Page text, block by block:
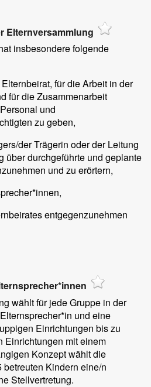
Elternversammlung
insbesondere folgende
für die Arbeit in der
für die Zusammenarbeit
und
zu geben,
der Trägerin oder der Leitung
über durchgeführte und geplante
und zu erörtern,
entgegenzunehmen
wählt für jede Gruppe in der
und eine
Einrichtungen bis zu
Einrichtungen mit einem
Konzept wählt die
Kindern eine/n
Stellvertretung.